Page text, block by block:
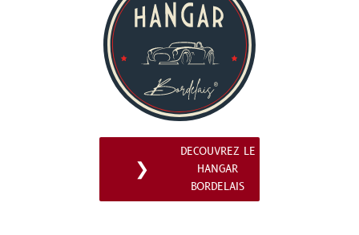
❯
DECOUVREZ LE
HANGAR
BORDELAIS